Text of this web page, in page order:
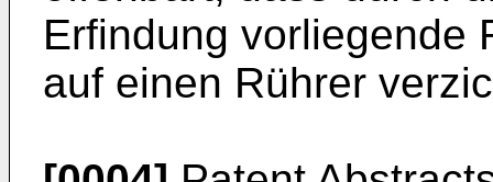
Erfindung vorliegende
auf einen Rührer